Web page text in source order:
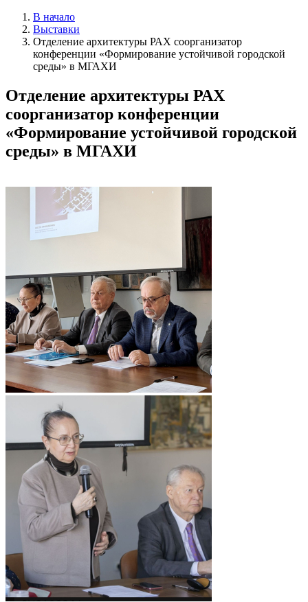
В начало
Выставки
Отделение архитектуры РАХ соорганизатор
конференции «Формирование устойчивой городской
среды» в МГАХИ
Отделение архитектуры РАХ
соорганизатор конференции
«Формирование устойчивой городской
среды» в МГАХИ